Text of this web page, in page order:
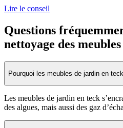
Lire le conseil
Questions
nettoyage des
Pourquoi les meubles de jardin en
Les meubles de jardin en teck
des algues, mais aussi des gaz